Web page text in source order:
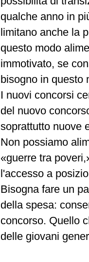
qualche anno in
limitano anche la
questo modo
immotivato, se
bisogno in questo
I nuovi concorsi
del nuovo
soprattutto nuove
Non possiamo
«guerre tra
l'accesso a
Bisogna fare un
della spesa:
concorso. Quello
delle giovani